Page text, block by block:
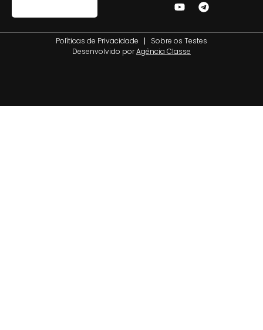
Políticas de Privacidade
Sobre os Testes
Desenvolvido porAgência Classe